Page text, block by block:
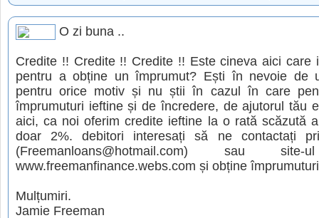
O zi buna ..
Credite !! Credite !! Credite !! Este cineva aici care
pentru a obține un împrumut? Ești în nevoie de
pentru orice motiv și nu știi în cazul în care
împrumuturi ieftine și de încredere, de ajutorul tău
aici, ca noi oferim credite ieftine la o rată scăzută
doar 2%. debitori interesați să ne contactați
(Freemanloans@hotmail.com) sau
www.freemanfinance.webs.com și obține
Mulțumiri.
Jamie Freeman